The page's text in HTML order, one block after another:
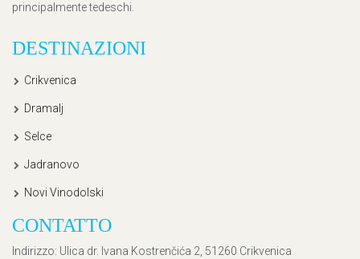
principalmente tedeschi.
DESTINAZIONI
Crikvenica
Dramalj
Selce
Jadranovo
Novi Vinodolski
CONTATTO
Indirizzo: Ulica dr. Ivana Kostrenčića 2, 51260 Crikvenica